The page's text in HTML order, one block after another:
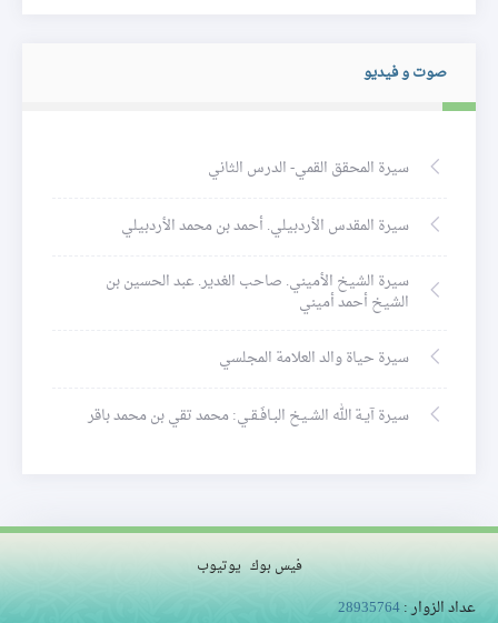
صوت و فيديو
سيرة المحقق القمي- الدرس الثاني
سيرة المقدس الأردبيلي. أحمد بن محمد الأردبيلي
سيرة الشيخ الأميني. صاحب الغدير. عبد الحسين بن
الشيخ أحمد أميني
سيرة حياة والد العلامة المجلسي
سيرة آيـة الله الشـيخ البـافَـقـي: محمد تقي بن محمد باقر
فيس بوك يوتيوب
عداد الزوار :28935764